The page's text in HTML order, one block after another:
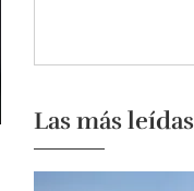
Las más leídas